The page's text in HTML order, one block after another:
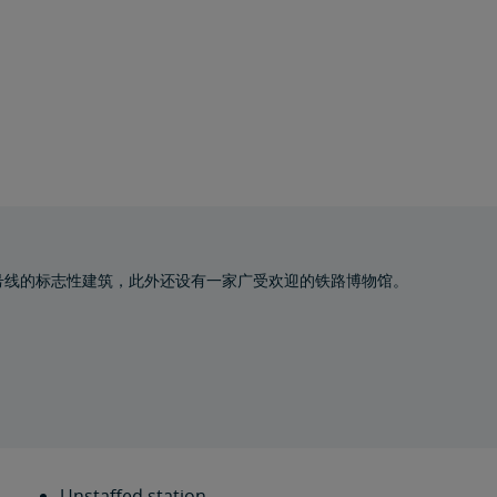
的标志性建筑，此外还设有一家广受欢迎的铁路博物馆。